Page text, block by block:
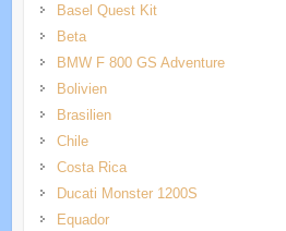
Basel Quest Kit
Beta
BMW F 800 GS Adventure
Bolivien
Brasilien
Chile
Costa Rica
Ducati Monster 1200S
Equador